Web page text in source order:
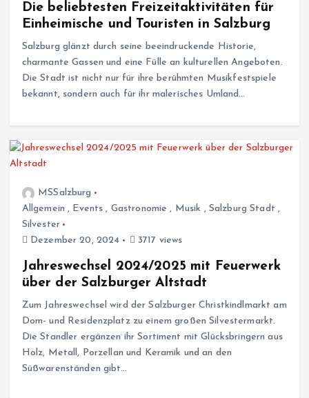
Die beliebtesten Freizeitaktivitäten für
Einheimische und Touristen in Salzburg
Salzburg glänzt durch seine beeindruckende Historie,
charmante Gassen und eine Fülle an kulturellen Angeboten.
Die Stadt ist nicht nur für ihre berühmten Musikfestspiele
bekannt, sondern auch für ihr malerisches Umland…
MSSalzburg
Allgemein , Events , Gastronomie , Musik , Salzburg Stadt ,
Silvester
Dezember 20, 2024
3717 views
Jahreswechsel 2024/2025 mit Feuerwerk
über der Salzburger Altstadt
Zum Jahreswechsel wird der Salzburger Christkindlmarkt am
Dom- und Residenzplatz zu einem großen Silvestermarkt.
Die Standler ergänzen ihr Sortiment mit Glücksbringern aus
Holz, Metall, Porzellan und Keramik und an den
Süßwarenständen gibt…